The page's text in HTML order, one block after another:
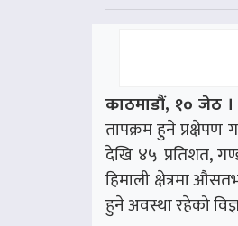
काठमाडौं, १० जेठ ।
तापक्रम हुने प्रक्षेपण
देखि ४५ प्रतिशत,
हिमाली क्षेत्रमा
हुने अवस्था रहेको